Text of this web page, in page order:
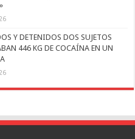
Y DETENIDOS DOS SUJETOS
446 KG DE COCAÍNA EN UN